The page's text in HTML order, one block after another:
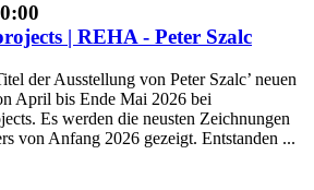
| REHA - Peter Szalc
der Ausstellung von Peter Szalc’ neuen
April bis Ende Mai 2026 bei
Es werden die neusten Zeichnungen
von Anfang 2026 gezeigt. Entstanden ...